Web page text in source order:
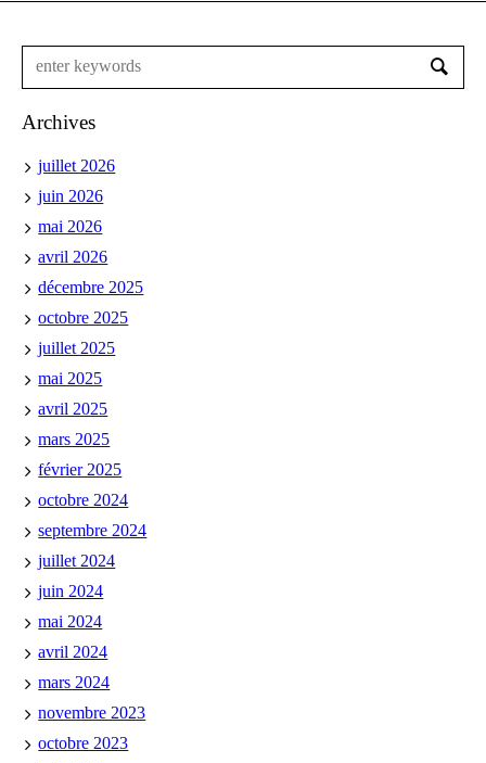
Archives
juillet 2026
juin 2026
mai 2026
avril 2026
décembre 2025
octobre 2025
juillet 2025
mai 2025
avril 2025
mars 2025
février 2025
octobre 2024
septembre 2024
juillet 2024
juin 2024
mai 2024
avril 2024
mars 2024
novembre 2023
octobre 2023